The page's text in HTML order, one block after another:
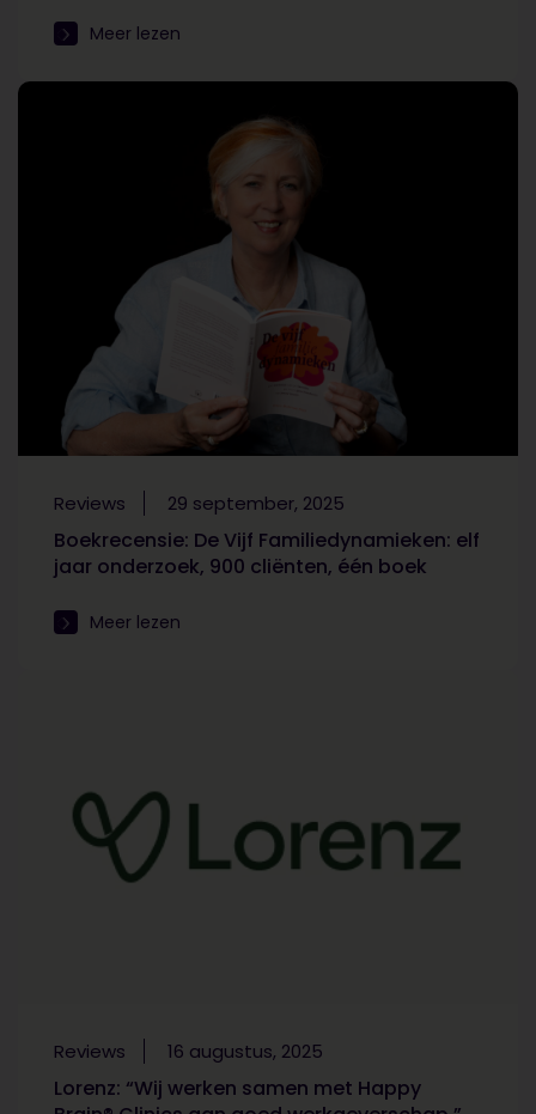
Meer lezen
Reviews 29 september, 2025
Boekrecensie: De Vijf Familiedynamieken: elf
jaar onderzoek, 900 cliënten, één boek
Meer lezen
Reviews 16 augustus, 2025
Lorenz: “Wij werken samen met Happy